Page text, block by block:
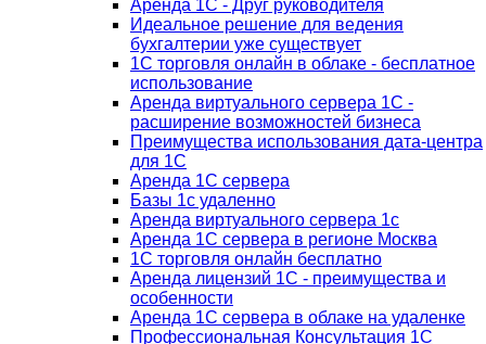
Аренда 1С - Друг руководителя
Идеальное решение для ведения
бухгалтерии уже существует
1С торговля онлайн в облаке - бесплатное
использование
Аренда виртуального сервера 1С -
расширение возможностей бизнеса
Преимущества использования дата-центра
для 1С
Аренда 1С сервера
Базы 1с удаленно
Аренда виртуального сервера 1с
Аренда 1С сервера в регионе Москва
1С торговля онлайн бесплатно
Аренда лицензий 1С - преимущества и
особенности
Аренда 1С сервера в облаке на удаленке
Профессиональная Консультация 1С